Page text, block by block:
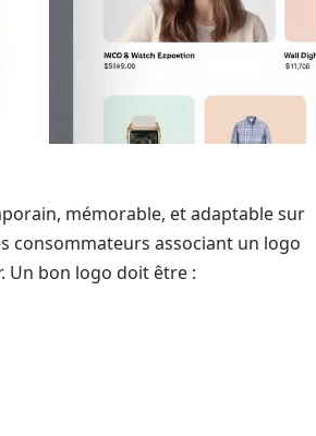
mémorable, et adaptable sur
consommateurs associant un logo
Un bon logo doit être :